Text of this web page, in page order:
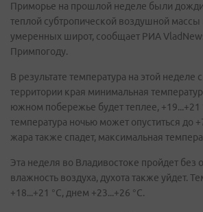
Приморье на прошлой неделе были
теплой субтропической воздушной
умеренных широт, сообщает РИА
Примпогоду.
В результате температура на этой неделе
территории края минимальная
южном побережье будет теплее, +19...+21
температура ночью может опуститься до
жара также спадет, максимальная
Эта неделя во Владивостоке пройдет без
влажность воздуха, духота также уйдет.
+18...+21 °С, днем +23...+26 °С.